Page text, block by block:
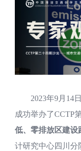
2023年9月14
成功举办了
低、零排放区建设
计研究中心四川分